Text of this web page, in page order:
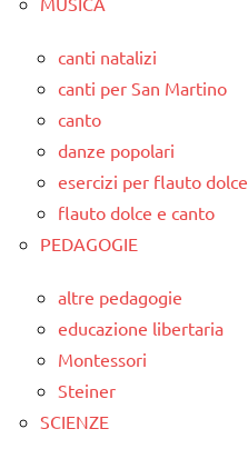
canti natalizi
canti per San Martino
canto
danze popolari
esercizi per flauto dolce
flauto dolce e canto
PEDAGOGIE
altre pedagogie
educazione libertaria
Montessori
Steiner
SCIENZE